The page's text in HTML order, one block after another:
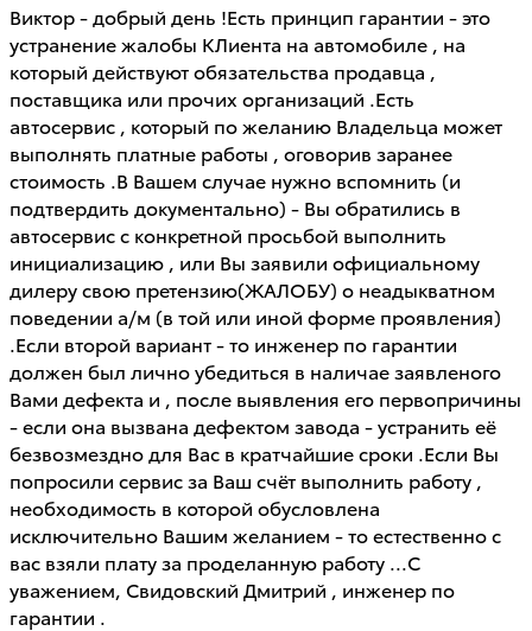
Виктор - добрый день !Есть принцип гарантии - это
устранение жалобы КЛиента на автомобиле , на
который действуют обязательства продавца ,
поставщика или прочих организаций .Есть
автосервис , который по желанию Владельца может
выполнять платные работы , оговорив заранее
стоимость .В Вашем случае нужно вспомнить (и
подтвердить документально) - Вы обратились в
автосервис с конкретной просьбой выполнить
инициализацию , или Вы заявили официальному
дилеру свою претензию(ЖАЛОБУ) о неадыкватном
поведении а/м (в той или иной форме проявления)
.Если второй вариант - то инженер по гарантии
должен был лично убедиться в наличае заявленого
Вами дефекта и , после выявления его первопричины
- если она вызвана дефектом завода - устранить её
безвозмездно для Вас в кратчайшие сроки .Если Вы
попросили сервис за Ваш счёт выполнить работу ,
необходимость в которой обусловлена
исключительно Вашим желанием - то естественно с
вас взяли плату за проделанную работу ...С
уважением, Свидовский Дмитрий , инженер по
гарантии .